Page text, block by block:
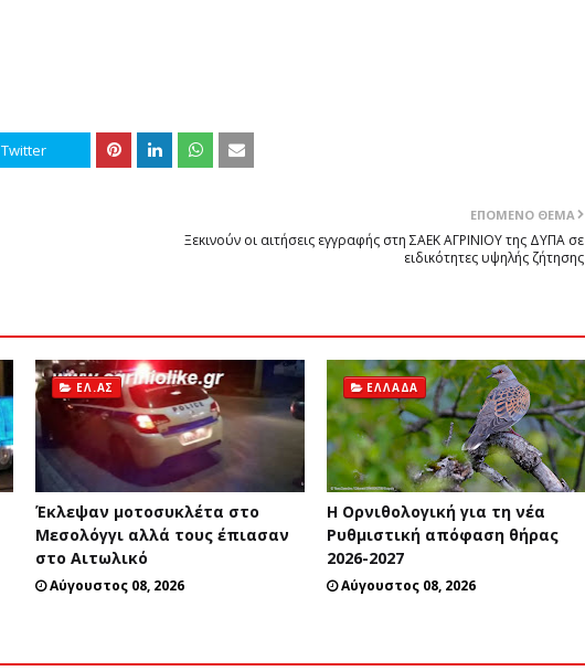
Twitter
ΕΠΌΜΕΝΟ ΘΈΜΑ
Ξεκινούν οι αιτήσεις εγγραφής στη ΣΑΕΚ ΑΓΡΙΝΙΟΥ της ΔΥΠΑ σε
ειδικότητες υψηλής ζήτησης
ΕΛ.ΑΣ
Έκλεψαν μοτοσυκλέτα στο
Μεσολόγγι αλλά τους έπιασαν
στο Αιτωλικό
Αύγουστος 08, 2026
ΕΛΛΆΔΑ
Η Ορνιθολογική για τη νέα
Ρυθμιστική απόφαση θήρας
2026-2027
Αύγουστος 08, 2026